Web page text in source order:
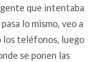
que intentaba
lo mismo, veo a
los teléfonos, luego
se ponen las